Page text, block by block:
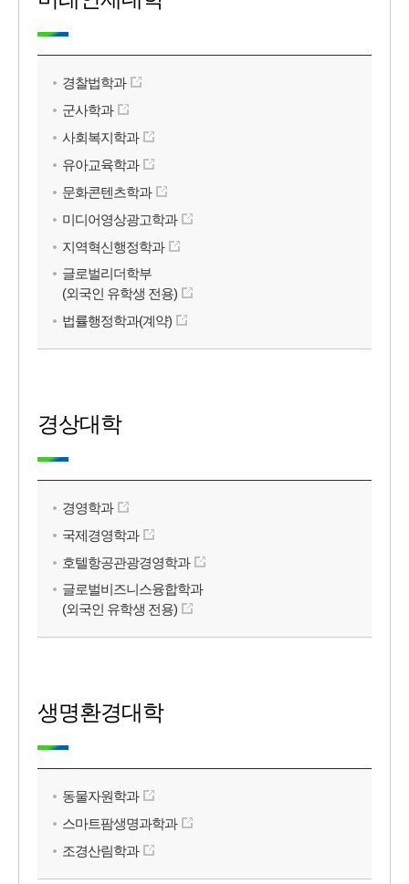
경찰법학과
군사학과
사회복지학과
유아교육학과
문화콘텐츠학과
미디어영상광고학과
지역혁신행정학과
글로벌리더학부
(외국인 유학생 전용)
법률행정학과(계약)
경상대학
경영학과
국제경영학과
호텔항공관광경영학과
글로벌비즈니스융합학과
(외국인 유학생 전용)
생명환경대학
동물자원학과
스마트팜생명과학과
조경산림학과